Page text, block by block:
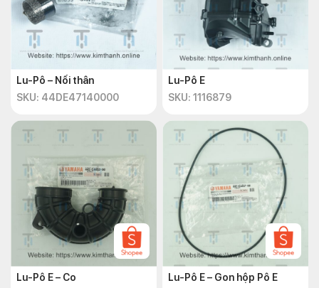
Lu-Pô – Nối thân
SKU: 44DE47140000
Lu-Pô E
SKU: 1116879
Lu-Pô E – Co
Lu-Pô E – Gon hộp Pô E